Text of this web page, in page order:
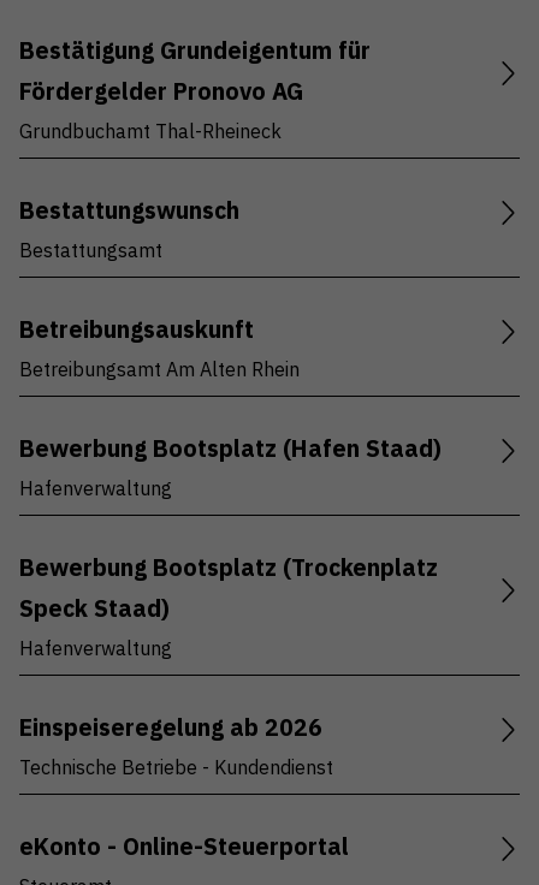
Bestätigung Grundeigentum für
Fördergelder Pronovo AG
Grundbuchamt Thal-Rheineck
Bestattungswunsch
Bestattungsamt
Betreibungsauskunft
Betreibungsamt Am Alten Rhein
Bewerbung Bootsplatz (Hafen Staad)
Hafenverwaltung
Bewerbung Bootsplatz (Trockenplatz
Speck Staad)
Hafenverwaltung
Einspeiseregelung ab 2026
Technische Betriebe - Kundendienst
eKonto - Online-Steuerportal